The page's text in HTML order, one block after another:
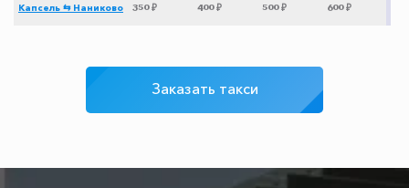
Капсель ⇆ Наниково 350 ₽ 400 ₽ 500 ₽ 600 ₽
Капсель ⇆ Канака 345 ₽ 690 ₽ 1035 ₽
Заказать такси